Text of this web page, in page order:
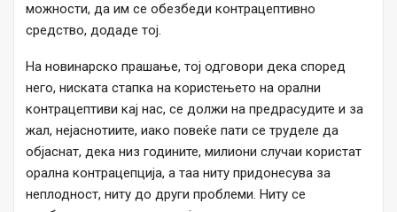
можности, да им се обезбеди контрацептивно
средство, додаде тој.
На новинарско прашање, тој одговори дека според
него, ниската стапка на користењето на орални
контрацептиви кај нас, се должи на предрасудите и за
жал, нејаснотиите, иако повеќе пати се труделе да
објаснат, дека низ годините, милиони случаи користат
орална контрацепција, а таа ниту придонесува за
неплодност, ниту до други проблеми. Ниту се